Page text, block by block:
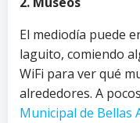
El mediodía puede
laguito, comiendo
WiFi para ver qué
alrededores. A
Municipal de Bellas